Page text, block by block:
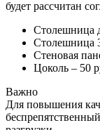
будет рассчитан
Столешница
Столешница
Стеновая
Цоколь – 50
Важно
Для повышения